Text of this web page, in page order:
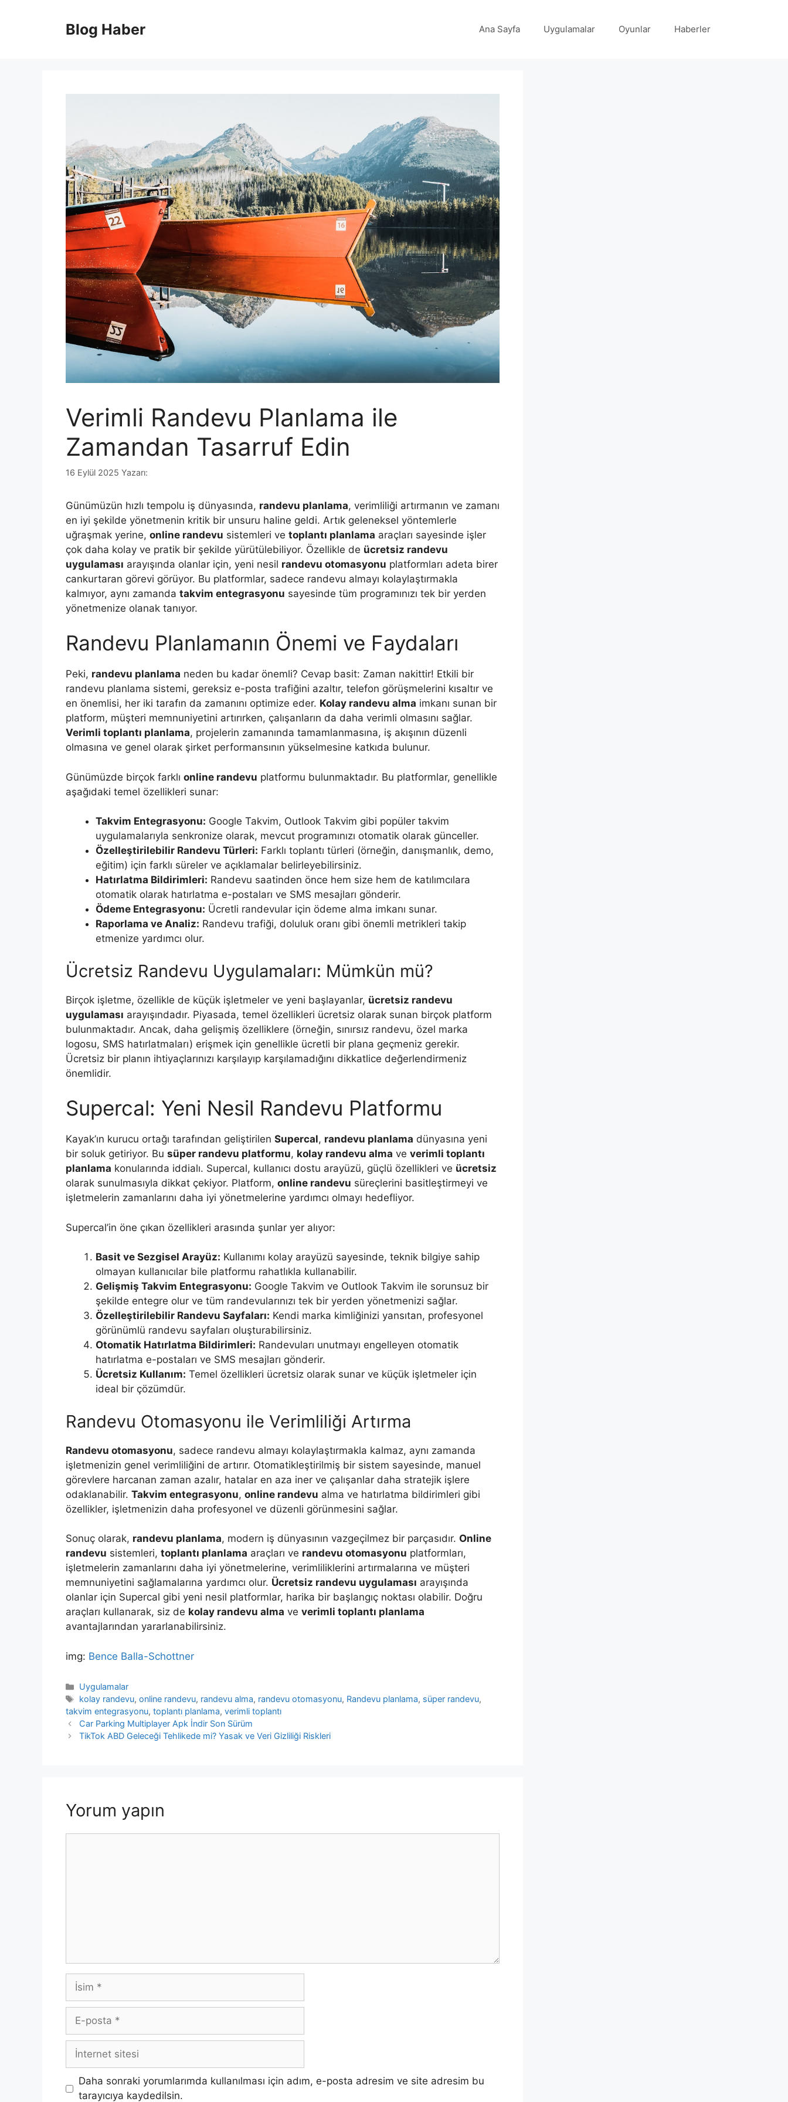
Blog Haber Ana Sayfa Uygulamalar Oyunlar Haberler
Verimli Randevu Planlama ile
Zamandan Tasarruf Edin
16 Eylül 2025 Yazarı:
Günümüzün hızlı tempolu iş dünyasında, randevu planlama, verimliliği artırmanın ve zamanı
en iyi şekilde yönetmenin kritik bir unsuru haline geldi. Artık geleneksel yöntemlerle
uğraşmak yerine, online randevu sistemleri ve toplantı planlama araçları sayesinde işler
çok daha kolay ve pratik bir şekilde yürütülebiliyor. Özellikle de ücretsiz randevu
uygulaması arayışında olanlar için, yeni nesil randevu otomasyonu platformları adeta birer
cankurtaran görevi görüyor. Bu platformlar, sadece randevu almayı kolaylaştırmakla
kalmıyor, aynı zamanda takvim entegrasyonu sayesinde tüm programınızı tek bir yerden
yönetmenize olanak tanıyor.
Randevu Planlamanın Önemi ve Faydaları
Peki, randevu planlama neden bu kadar önemli? Cevap basit: Zaman nakittir! Etkili bir
randevu planlama sistemi, gereksiz e-posta trafiğini azaltır, telefon görüşmelerini kısaltır ve
en önemlisi, her iki tarafın da zamanını optimize eder. Kolay randevu alma imkanı sunan bir
platform, müşteri memnuniyetini artırırken, çalışanların da daha verimli olmasını sağlar.
Verimli toplantı planlama, projelerin zamanında tamamlanmasına, iş akışının düzenli
olmasına ve genel olarak şirket performansının yükselmesine katkıda bulunur.
Günümüzde birçok farklı online randevu platformu bulunmaktadır. Bu platformlar, genellikle
aşağıdaki temel özellikleri sunar:
Takvim Entegrasyonu: Google Takvim, Outlook Takvim gibi popüler takvim
uygulamalarıyla senkronize olarak, mevcut programınızı otomatik olarak günceller.
Özelleştirilebilir Randevu Türleri: Farklı toplantı türleri (örneğin, danışmanlık, demo,
eğitim) için farklı süreler ve açıklamalar belirleyebilirsiniz.
Hatırlatma Bildirimleri: Randevu saatinden önce hem size hem de katılımcılara
otomatik olarak hatırlatma e-postaları ve SMS mesajları gönderir.
Ödeme Entegrasyonu: Ücretli randevular için ödeme alma imkanı sunar.
Raporlama ve Analiz: Randevu trafiği, doluluk oranı gibi önemli metrikleri takip
etmenize yardımcı olur.
Ücretsiz Randevu Uygulamaları: Mümkün mü?
Birçok işletme, özellikle de küçük işletmeler ve yeni başlayanlar, ücretsiz randevu
uygulaması arayışındadır. Piyasada, temel özellikleri ücretsiz olarak sunan birçok platform
bulunmaktadır. Ancak, daha gelişmiş özelliklere (örneğin, sınırsız randevu, özel marka
logosu, SMS hatırlatmaları) erişmek için genellikle ücretli bir plana geçmeniz gerekir.
Ücretsiz bir planın ihtiyaçlarınızı karşılayıp karşılamadığını dikkatlice değerlendirmeniz
önemlidir.
Supercal: Yeni Nesil Randevu Platformu
Kayak’ın kurucu ortağı tarafından geliştirilen Supercal, randevu planlama dünyasına yeni
bir soluk getiriyor. Bu süper randevu platformu, kolay randevu alma ve verimli toplantı
planlama konularında iddialı. Supercal, kullanıcı dostu arayüzü, güçlü özellikleri ve ücretsiz
olarak sunulmasıyla dikkat çekiyor. Platform, online randevu süreçlerini basitleştirmeyi ve
işletmelerin zamanlarını daha iyi yönetmelerine yardımcı olmayı hedefliyor.
Supercal’in öne çıkan özellikleri arasında şunlar yer alıyor:
Basit ve Sezgisel Arayüz: Kullanımı kolay arayüzü sayesinde, teknik bilgiye sahip
olmayan kullanıcılar bile platformu rahatlıkla kullanabilir.
Gelişmiş Takvim Entegrasyonu: Google Takvim ve Outlook Takvim ile sorunsuz bir
şekilde entegre olur ve tüm randevularınızı tek bir yerden yönetmenizi sağlar.
Özelleştirilebilir Randevu Sayfaları: Kendi marka kimliğinizi yansıtan, profesyonel
görünümlü randevu sayfaları oluşturabilirsiniz.
Otomatik Hatırlatma Bildirimleri: Randevuları unutmayı engelleyen otomatik
hatırlatma e-postaları ve SMS mesajları gönderir.
Ücretsiz Kullanım: Temel özellikleri ücretsiz olarak sunar ve küçük işletmeler için
ideal bir çözümdür.
Randevu Otomasyonu ile Verimliliği Artırma
Randevu otomasyonu, sadece randevu almayı kolaylaştırmakla kalmaz, aynı zamanda
işletmenizin genel verimliliğini de artırır. Otomatikleştirilmiş bir sistem sayesinde, manuel
görevlere harcanan zaman azalır, hatalar en aza iner ve çalışanlar daha stratejik işlere
odaklanabilir. Takvim entegrasyonu, online randevu alma ve hatırlatma bildirimleri gibi
özellikler, işletmenizin daha profesyonel ve düzenli görünmesini sağlar.
Sonuç olarak, randevu planlama, modern iş dünyasının vazgeçilmez bir parçasıdır. Online
randevu sistemleri, toplantı planlama araçları ve randevu otomasyonu platformları,
işletmelerin zamanlarını daha iyi yönetmelerine, verimliliklerini artırmalarına ve müşteri
memnuniyetini sağlamalarına yardımcı olur. Ücretsiz randevu uygulaması arayışında
olanlar için Supercal gibi yeni nesil platformlar, harika bir başlangıç noktası olabilir. Doğru
araçları kullanarak, siz de kolay randevu alma ve verimli toplantı planlama
avantajlarından yararlanabilirsiniz.
img: Bence Balla-Schottner
Kategoriler
Uygulamalar
Etiketler
kolay randevu,online randevu, randevu alma, randevu otomasyonu, Randevu planlama, süper randevu,
takvim entegrasyonu, toplantı planlama, verimli toplantı
Yazı
dolaşımı
Car Parking Multiplayer Apk İndir Son Sürüm
TikTok ABD Geleceği Tehlikede mi? Yasak ve Veri Gizliliği Riskleri
Yorum yapın
İsim
posta
İnternet
Daha sonraki yorumlarımda kullanılması için adım, e-posta adresim ve site adresim bu
tarayıcıya kaydedilsin.